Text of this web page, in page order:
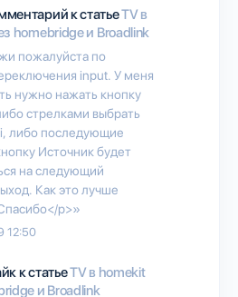
к статьеTV в
homebridge и Broadlink
пожалуйста по
input. У меня
нужно нажать кнопку
стрелками выбрать
либо последующие
Источник будет
на следующий
Как это лучше
p>»
12:50
к статьеTV в homekit
и Broadlink